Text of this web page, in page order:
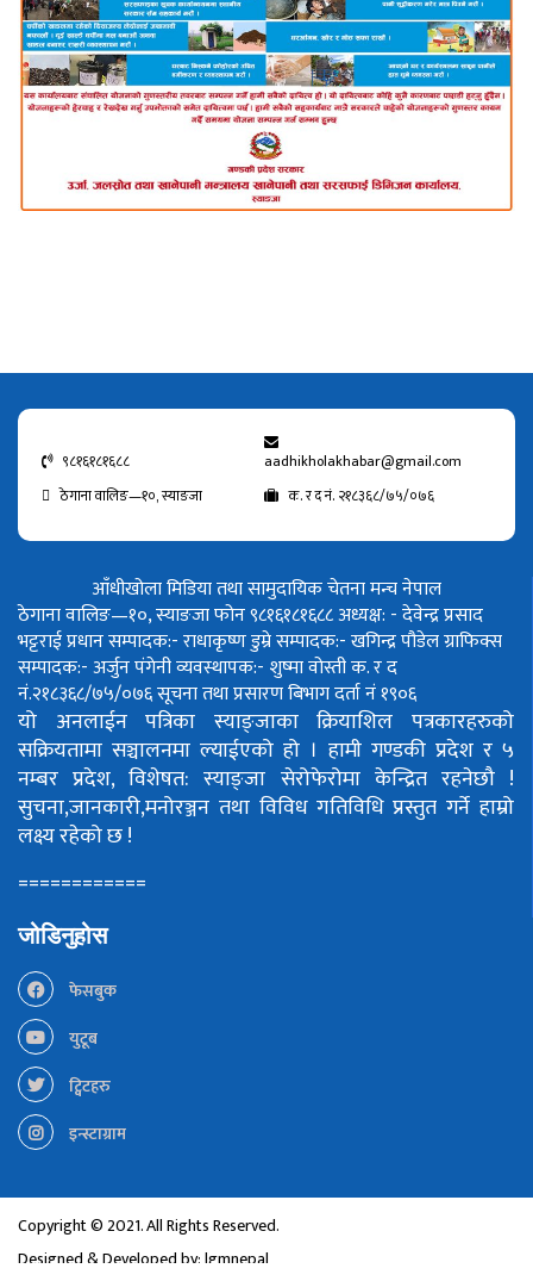
९८१६१८१६८८
aadhikholakhabar@gmail.com
ठेगाना वालिङ—१०, स्याङजा
क. र द नं. २१८३६८/७५/०७६
आँधीखोला मिडिया तथा सामुदायिक चेतना मन्च नेपाल
ठेगाना वालिङ—१०, स्याङजा फोन ९८१६१८१६८८अध्यक्ष: - देवेन्द्र प्रसाद
भट्टराईप्रधान सम्पादक:- राधाकृष्ण डुम्रेसम्पादक:- खगिन्द्र पौडेलग्राफिक्स
सम्पादक:- अर्जुन पंगेनीव्यवस्थापक:- शुष्मा वोस्तीक. र द
नं.२१८३६८/७५/०७६सूचना तथा प्रसारण बिभाग दर्ता नं १९०६
यो अनलाईन पत्रिका स्याङ्जाका क्रियाशिल पत्रकारहरुको
सक्रियतामा सञ्चालनमा ल्याईएको हो । हामी गण्डकी प्रदेश र ५
नम्बर प्रदेश, विशेषत: स्याङ्जा सेरोफेरोमा केन्द्रित रहनेछौ !
सुचना,जानकारी,मनोरञ्जन तथा विविध गतिविधि प्रस्तुत गर्ने हाम्रो
लक्ष्य रहेको छ !
============
जोडिनुहोस
फेसबुक
युटूब
ट्विटहरु
इन्स्टाग्राम
Copyright © 2021. All Rights Reserved.
Designed & Developed by:lgmnepal